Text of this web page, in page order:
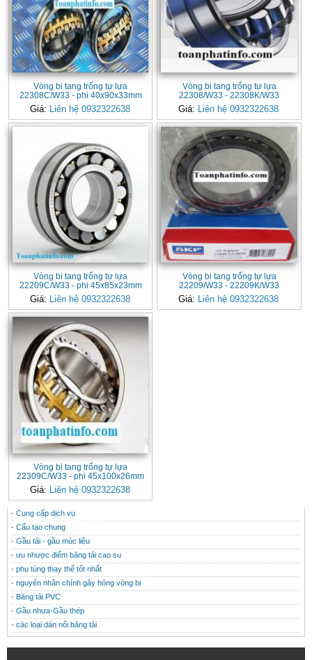
Vòng bi tang trống tự lựa
22308C/W33 - phi 40x90x33mm
Giá: Liên hệ 0932322638
Vòng bi tang trống tự lựa
22308/W33 - 22308K/W33
Giá: Liên hệ 0932322638
Vòng bi tang trống tự lựa
22209C/W33 - phi 45x85x23mm
Giá: Liên hệ 0932322638
Vòng bi tang trống tự lựa
22209/W33 - 22209K/W33
Giá: Liên hệ 0932322638
Vòng bi tang trống tự lựa
22309C/W33 - phi 45x100x26mm
Giá: Liên hệ 0932322638
CONTACT
THÔNG TIN HỮU ÍCH
- Cung cấp dịch vụ
- Cấu tạo chung
- Gầu tải - gầu múc liệu
- ưu nhược điểm băng tải cao su
- phụ tùng thay thế tốt nhất
- nguyên nhân chính gây hỏng vòng bi
- Băng tải PVC
- Gầu nhưa-Gầu thép
- các loại dán nối băng tải